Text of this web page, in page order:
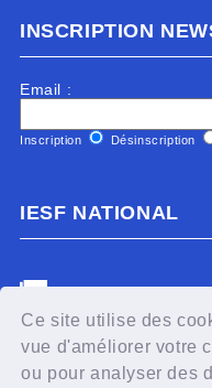
Ce site utilise des
vue d'améliorer votre
ou pour analyser des
INSCRIPTION
Email :
Inscription Désinscription
IESF NATIONAL
NOUS SUIVRE :